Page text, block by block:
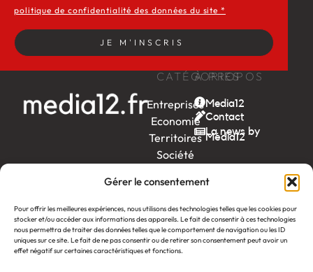
Gérer le consentement
Pour offrir les meilleures expériences, nous utilisons des technologies telles que les cookies pour
stocker et/ou accéder aux informations des appareils. Le fait de consentir à ces technologies
nous permettra de traiter des données telles que le comportement de navigation ou les ID
uniques sur ce site. Le fait de ne pas consentir ou de retirer son consentement peut avoir un
effet négatif sur certaines caractéristiques et fonctions.
CATÉGORIES
Entreprises
Economie
Territoires
Société
end
Ambition
by EDF
itw
by
Léa
À PROPOS
Media12
Contact
La news by
Média12
politique de confidentialité des données du site *
JE M'INSCRIS